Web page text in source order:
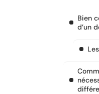
Bien
d’un